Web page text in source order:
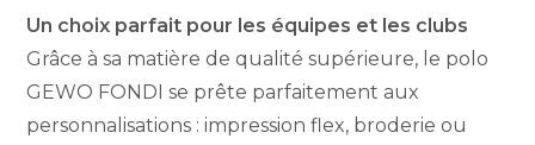
Un choix parfait pour les équipes et les clubs
Grâce à sa matière de qualité supérieure, le polo
GEWO FONDI se prête parfaitement aux
personnalisations : impression flex, broderie ou